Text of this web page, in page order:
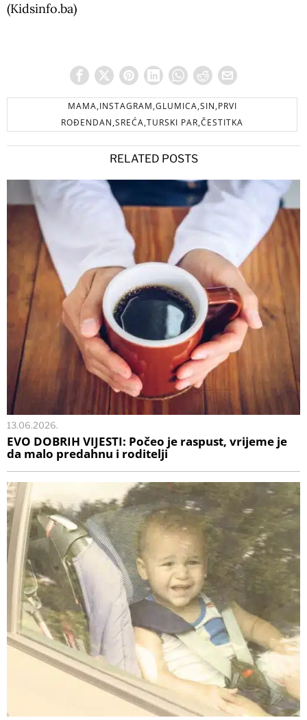
(Kidsinfo.ba)
MAMA,INSTAGRAM,GLUMICA,SIN,PRVI
ROĐENDAN,SREĆA,TURSKI PAR,ČESTITKA
RELATED POSTS
13.06.2026.
EVO DOBRIH VIJESTI: Počeo je raspust, vrijeme je
da malo predahnu i roditelji